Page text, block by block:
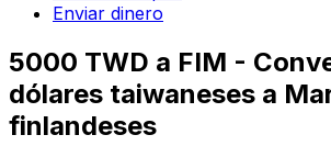
Enviar dinero
5000 TWD a FIM -
dólares taiwaneses a
finlandeses